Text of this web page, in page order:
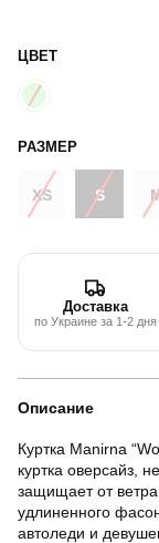
ЦВЕТ
РАЗМЕР
XS S
Доставка
по Украине за 1-2 дня
Описание
Куртка Manirna
куртка оверсайз,
защищает от
удлиненного
автоледи и